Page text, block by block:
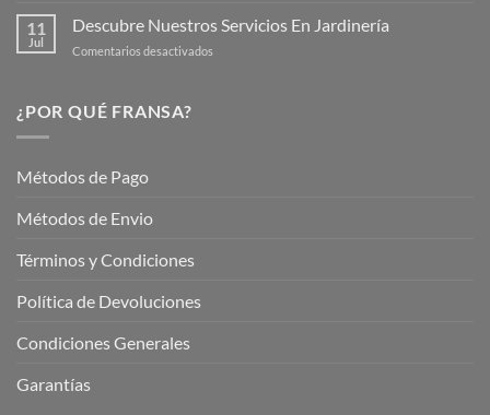
Plantas
tu
Jardín
11
Jul
Descubre Nuestros Servicios En Jardinería
Comentarios desactivados
¿POR QUÉ FRANSA?
Métodos de Pago
Métodos de Envio
Términos y Condiciones
Política de Devoluciones
Condiciones Generales
Garantías